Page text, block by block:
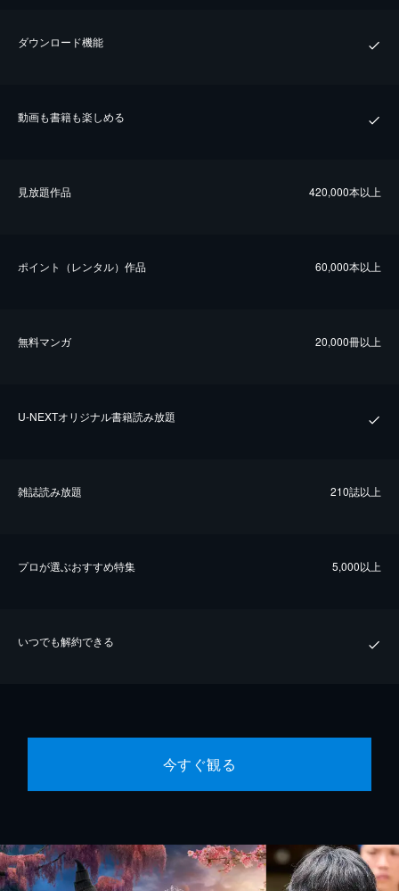
ダウンロード機能
動画も書籍も楽しめる
⾒放題作品 420,000本以上
ポイント（レンタル）作品 60,000本以上
無料マンガ 20,000冊以上
U-NEXTオリジナル書籍読み放題
雑誌読み放題 210誌以上
プロが選ぶおすすめ特集 5,000以上
いつでも解約できる
今すぐ観る